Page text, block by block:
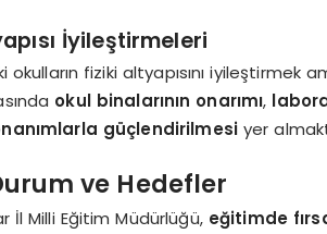
İyileştirmeleri
okulların fiziki altyapısını iyileştirmek
okul binalarının onarımı,
güçlendirilmesi yer
ve Hedefler
İl Milli Eğitim Müdürlüğü, eğitimde